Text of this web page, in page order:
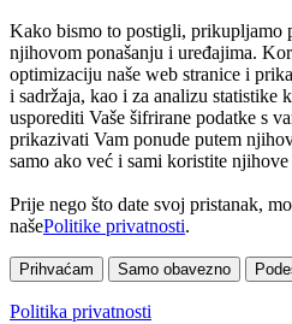
Kako bismo to postigli, prikupljamo
njihovom ponašanju i uređajima.
optimizaciju naše web stranice i
i sadržaja, kao i za analizu statistike
usporediti Vaše šifrirane podatke s
prikazivati Vam ponude putem
samo ako već i sami koristite njihove
Prije nego što date svoj pristanak,
našePolitike privatnosti.
Prihvaćam Samo obavezno
Politika privatnosti